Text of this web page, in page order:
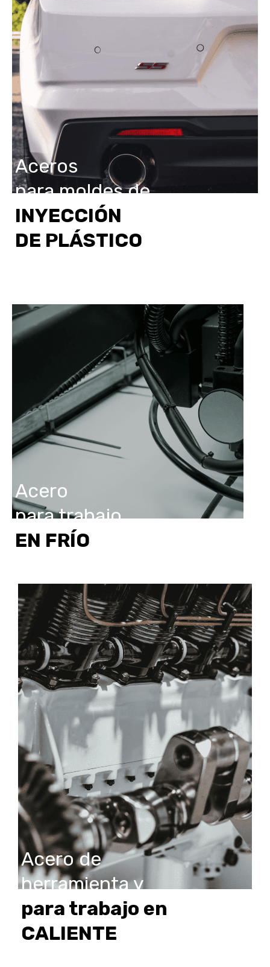
Aceros
para moldes de
INYECCIÓN
DE PLÁSTICO
Acero
para trabajo
EN FRÍO
Acero de
herramienta y
para trabajo en
CALIENTE